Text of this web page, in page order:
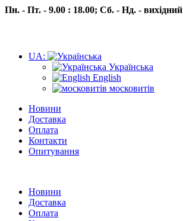
Пн. - Пт. - 9.00 : 18.00; Сб. - Нд. - вихідний
UA:
Українська
English
московитів
Новини
Доставка
Оплата
Контакти
Опитування
Новини
Доставка
Оплата